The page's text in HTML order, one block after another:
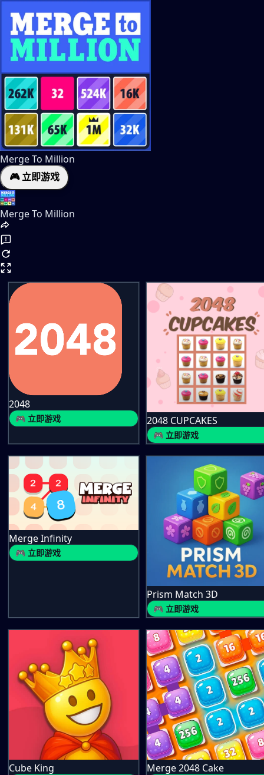
Merge To Million
🎮 立即游戏
Merge To Million
2048
🎮 立即游戏 2048 CUPCAKES
🎮 立即游戏
Merge Infinity
🎮 立即游戏
Prism Match 3D
🎮 立即游戏
Cube King Merge 2048 Cake